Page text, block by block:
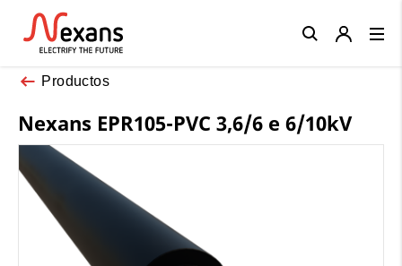
Productos
Nexans EPR105-PVC 3,6/6 e 6/10kV
Close